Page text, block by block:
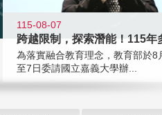
115-08-07
為落實融合教育理念，教育部於8
至7日委請國立嘉義大學辦...